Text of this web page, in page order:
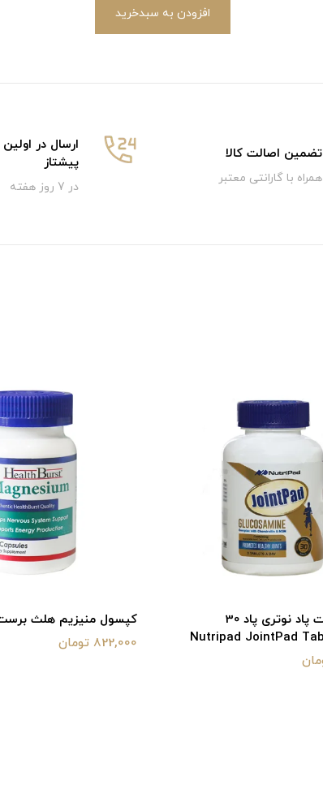
افزودن به سبدخرید
تضمین اصالت کالا
همراه با گارانتی معتبر
ارسال در
پیشتاز
در 7 روز هفته
قرص جوینت پاد نوتری پاد 30
کپسول منیزیم هلث برست 60
822,000 تومان